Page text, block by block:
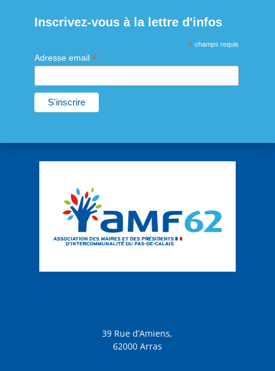
Inscrivez-vous à la lettre d'infos
* champs requis
Adresse email *
39 Rue d’Amiens,
62000 Arras